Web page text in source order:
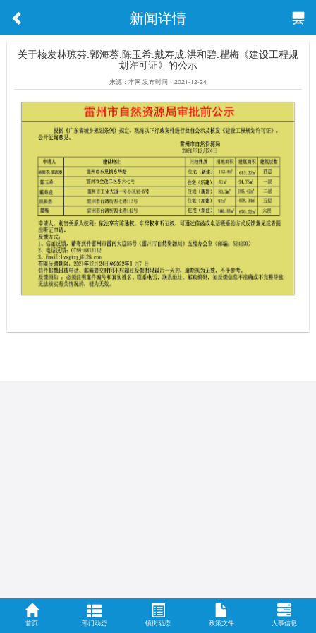
新闻详情
关于核发林琼芬.郭海葵.陈玉希.戴寿成.洪和碧.瞿梅《建设工程规
划许可证》的公示
来源：本网 发布时间：2021-12-24
首页 部门动态 镇街动态 政策文件 人事信息